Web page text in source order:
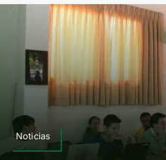
Noticias